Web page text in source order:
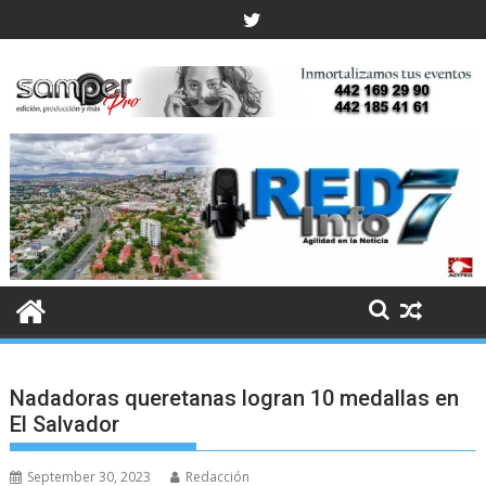
to
Nadadoras queretanas logran 10 medallas en
El Salvador
September 30, 2023 Redacción